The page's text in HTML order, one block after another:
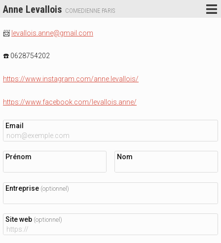
Anne Levallois COMEDIENNE PARIS
📨 levallois.anne@gmail.com
☎️ 0628754202
https://www.instagram.com/anne.levallois/
https://www.facebook.com/levallois.anne/
Email
Prénom Nom
Entreprise (optionnel)
Site web (optionnel)